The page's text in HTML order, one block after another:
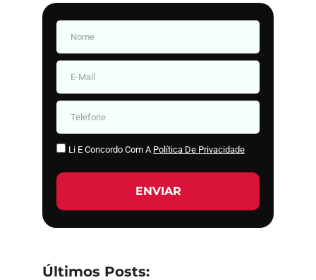
Li E Concordo Com A Política De Privacidade
ENVIAR
Últimos Posts: